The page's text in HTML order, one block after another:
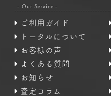
- Our Service -
ご利用ガイド
トータルについて
お客様の声
よくある質問
お知らせ
査定コラム